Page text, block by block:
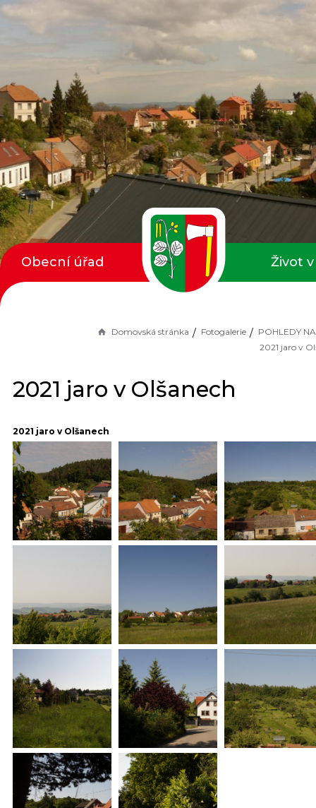
Domovská stránka Fotogalerie
POHLEDY
2021 jaro v
2021 jaro v Olšanech
2021 jaro v Olšanech
Obecní úřad Život